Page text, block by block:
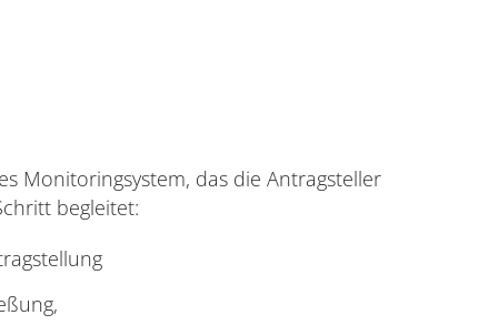
Monitoringsystem, das die Antragsteller
begleitet: